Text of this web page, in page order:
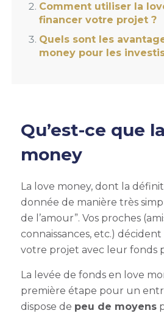
Comment utiliser la
financer votre projet ?
Quels sont les
money pour les
Qu’est-ce que
money
La love money, dont la
donnée de manière très
de l’amour”. Vos proches
connaissances, etc.) décident
votre projet avec leur fonds
La levée de fonds en love
première étape pour un
dispose de peu de moyens